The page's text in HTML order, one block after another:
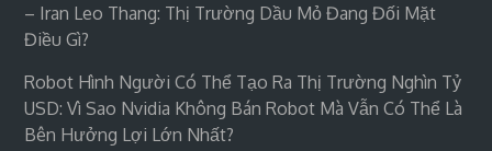
– Iran Leo Thang: Thị Trường Dầu Mỏ Đang Đối Mặt
Điều Gì?
Robot Hình Người Có Thể Tạo Ra Thị Trường Nghìn Tỷ
USD: Vì Sao Nvidia Không Bán Robot Mà Vẫn Có Thể Là
Bên Hưởng Lợi Lớn Nhất?